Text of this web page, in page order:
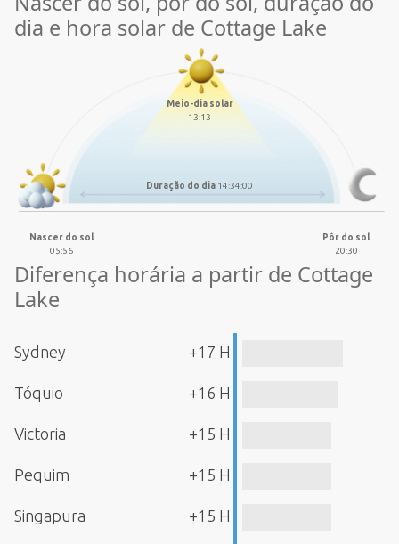
dia e hora solar de Cottage Lake
Meio-dia solar
13:13
Duração do dia 14:34:00
Nascer do sol
05:56
Pôr do sol
20:30
Diferença horária a partir de Cottage
Lake
Sydney +17 H
Tóquio +16 H
Victoria +15 H
Pequim +15 H
Singapura +15 H